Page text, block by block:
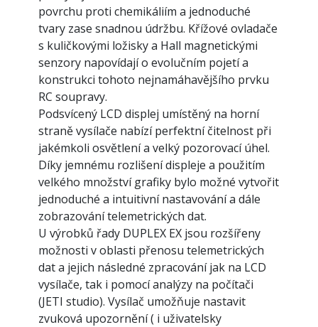
povrchu proti chemikáliím a jednoduché
tvary zase snadnou údržbu. Křížové ovladače
s kuličkovými ložisky a Hall magnetickými
senzory napovídají o evolučním pojetí a
konstrukci tohoto nejnamáhavějšího prvku
RC soupravy.
Podsvícený LCD displej umístěný na horní
straně vysílače nabízí perfektní čitelnost při
jakémkoli osvětlení a velký pozorovací úhel.
Díky jemnému rozlišení displeje a použitím
velkého množství grafiky bylo možné vytvořit
jednoduché a intuitivní nastavování a dále
zobrazování telemetrických dat.
U výrobků řady DUPLEX EX jsou rozšířeny
možnosti v oblasti přenosu telemetrických
dat a jejich následné zpracování jak na LCD
vysílače, tak i pomocí analýzy na počítači
(JETI studio). Vysílač umožňuje nastavit
zvuková upozornění ( i uživatelsky